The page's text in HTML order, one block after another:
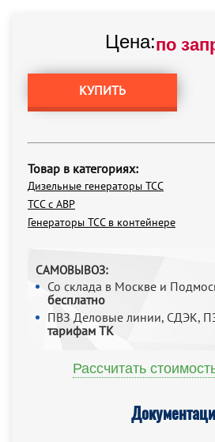
Цена:по
КУПИТЬ
Товар в категориях:
Дизельные генераторы ТСС
ТСС с АВР
Генераторы ТСС в контейнере
САМОВЫВОЗ:
Со склада в Москве и
бесплатно
ПВЗ Деловые линии, СДЭК,
тарифам ТК
Рассчитать